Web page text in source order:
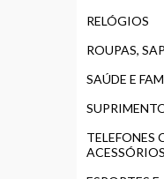
RELÓGIOS
ROUPAS,
SAÚDE E
TELEFONES
ACESSÓRIOS